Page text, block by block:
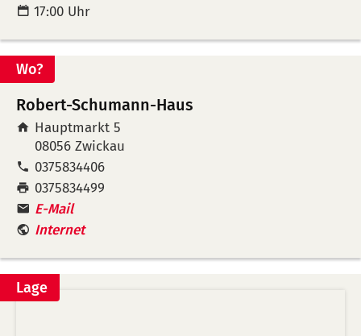
17:00 Uhr
Wo?
Robert-Schumann-Haus
Hauptmarkt 5
08056 Zwickau
Tel:
0375834406
Fax:
0375834499
E-Mail
Internet
Lage